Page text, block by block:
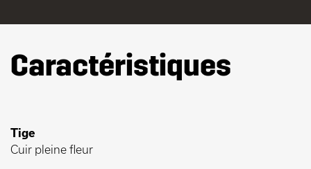
Caractéristiques
Tige
Cuir pleine fleur